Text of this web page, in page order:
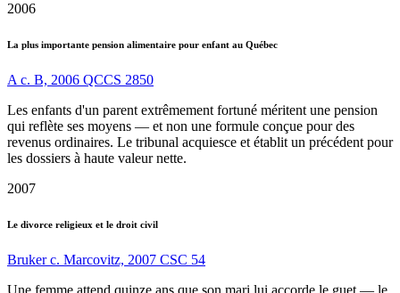
2006
La plus importante pension alimentaire pour enfant au Québec
A c. B, 2006 QCCS 2850
Les enfants d'un parent extrêmement fortuné méritent une pension
qui reflète ses moyens — et non une formule conçue pour des
revenus ordinaires. Le tribunal acquiesce et établit un précédent pour
les dossiers à haute valeur nette.
2007
Le divorce religieux et le droit civil
Bruker c. Marcovitz, 2007 CSC 54